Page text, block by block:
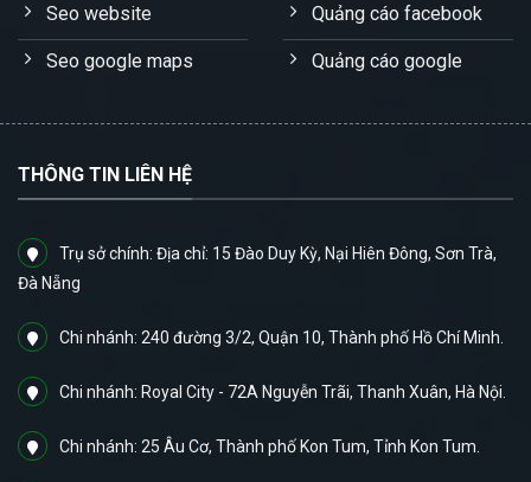
Seo website
Seo google maps
Quảng cáo facebook
Quảng cáo google
THÔNG TIN LIÊN HỆ
Trụ sở chính: Địa chỉ: 15 Đào Duy Kỳ, Nại Hiên Đông, Sơn Trà,
Đà Nẵng
Chi nhánh: 240 đường 3/2, Quận 10, Thành phố Hồ Chí Minh.
Chi nhánh: Royal City - 72A Nguyễn Trãi, Thanh Xuân, Hà Nội.
Chi nhánh: 25 Âu Cơ, Thành phố Kon Tum, Tỉnh Kon Tum.